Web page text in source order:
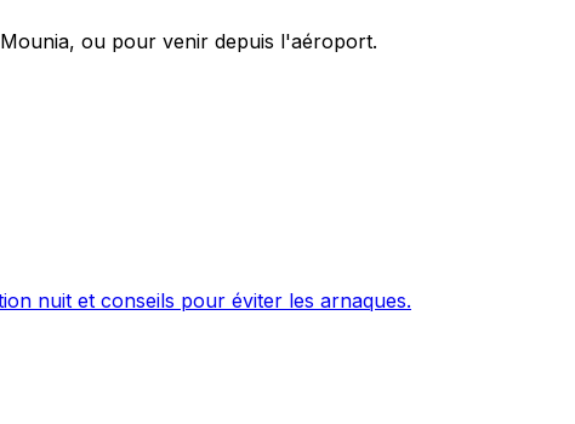
ou pour venir depuis l'aéroport.
nuit et conseils pour éviter les arnaques.